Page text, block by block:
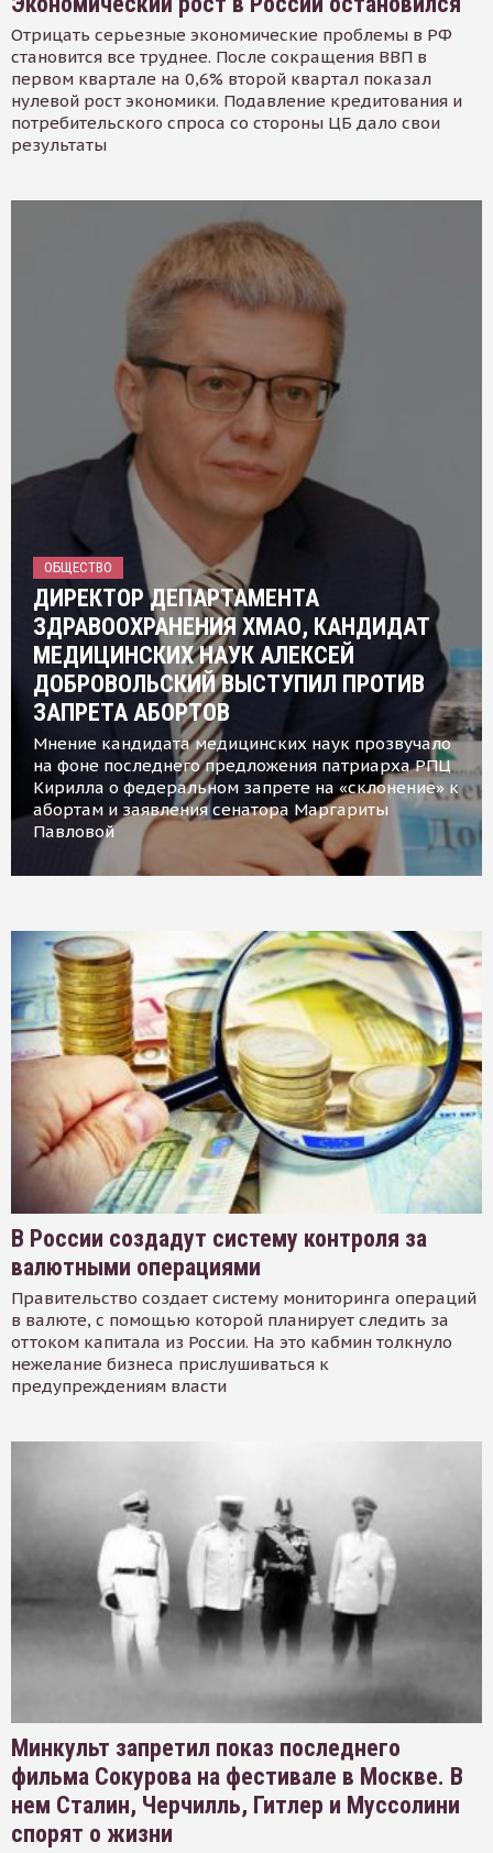
Отрицать серьезные экономические проблемы в РФ
становится все труднее. После сокращения ВВП в
первом квартале на 0,6% второй квартал показал
нулевой рост экономики. Подавление кредитования и
потребительского спроса со стороны ЦБ дало свои
результаты
ОБЩЕСТВО
ДИРЕКТОР ДЕПАРТАМЕНТА
ЗДРАВООХРАНЕНИЯ ХМАО, КАНДИДАТ
МЕДИЦИНСКИХ НАУК АЛЕКСЕЙ
ДОБРОВОЛЬСКИЙ ВЫСТУПИЛ ПРОТИВ
ЗАПРЕТА АБОРТОВ
Мнение кандидата медицинских наук прозвучало
на фоне последнего предложения патриарха РПЦ
Кирилла о федеральном запрете на «склонение» к
абортам и заявления сенатора Маргариты
Павловой
В России создадут систему контроля за
валютными операциями
Правительство создает систему мониторинга операций
в валюте, с помощью которой планирует следить за
оттоком капитала из России. На это кабмин толкнуло
нежелание бизнеса прислушиваться к
предупреждениям власти
Минкульт запретил показ последнего
фильма Сокурова на фестивале в Москве. В
нем Сталин, Черчилль, Гитлер и Муссолини
спорят о жизни